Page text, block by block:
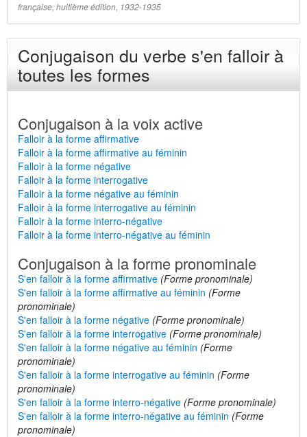
française, huitième édition, 1932-1935
Conjugaison du verbe s'en falloir à
toutes les formes
Conjugaison à la voix active
Falloir à la forme affirmative
Falloir à la forme affirmative au féminin
Falloir à la forme négative
Falloir à la forme interrogative
Falloir à la forme négative au féminin
Falloir à la forme interrogative au féminin
Falloir à la forme interro-négative
Falloir à la forme interro-négative au féminin
Conjugaison à la forme pronominale
S'en falloir à la forme affirmative (Forme pronominale)
S'en falloir à la forme affirmative au féminin (Forme
pronominale)
S'en falloir à la forme négative (Forme pronominale)
S'en falloir à la forme interrogative (Forme pronominale)
S'en falloir à la forme négative au féminin (Forme
pronominale)
S'en falloir à la forme interrogative au féminin (Forme
pronominale)
S'en falloir à la forme interro-négative (Forme pronominale)
S'en falloir à la forme interro-négative au féminin (Forme
pronominale)